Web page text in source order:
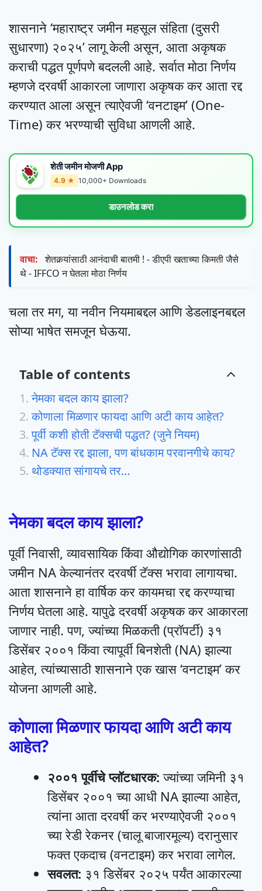
शासनाने ‘महाराष्ट्र जमीन महसूल संहिता (दुसरी
सुधारणा) २०२५’ लागू केली असून, आता अकृषक
कराची पद्धत पूर्णपणे बदलली आहे. सर्वात मोठा निर्णय
म्हणजे दरवर्षी आकारला जाणारा अकृषक कर आता रद्द
करण्यात आला असून त्याऐवजी ‘वनटाइम’ (One-
Time) कर भरण्याची सुविधा आणली आहे.
शेती जमीन मोजणी App
4.9 ★ 10,000+ Downloads
डाउनलोड करा
वाचा: शेतकर्‍यांसाठी आनंदाची बातमी ! - डीएपी खताच्या किमती जैसे
थे - IFFCO न घेतला मोठा निर्णय
चला तर मग, या नवीन नियमाबद्दल आणि डेडलाइनबद्दल
सोप्या भाषेत समजून घेऊया.
Table of contents
नेमका बदल काय झाला?
कोणाला मिळणार फायदा आणि अटी काय आहेत?
पूर्वी कशी होती टॅक्सची पद्धत? (जुने नियम)
NA टॅक्स रद्द झाला, पण बांधकाम परवानगीचे काय?
थोडक्यात सांगायचे तर…
नेमका बदल काय झाला?
पूर्वी निवासी, व्यावसायिक किंवा औद्योगिक कारणांसाठी
जमीन NA केल्यानंतर दरवर्षी टॅक्स भरावा लागायचा.
आता शासनाने हा वार्षिक कर कायमचा रद्द करण्याचा
निर्णय घेतला आहे. यापुढे दरवर्षी अकृषक कर आकारला
जाणार नाही. पण, ज्यांच्या मिळकती (प्रॉपर्टी) ३१
डिसेंबर २००१ किंवा त्यापूर्वी बिनशेती (NA) झाल्या
आहेत, त्यांच्यासाठी शासनाने एक खास ‘वनटाइम’ कर
योजना आणली आहे.
कोणाला मिळणार फायदा आणि अटी काय
आहेत?
२००१ पूर्वीचे प्लॉटधारक: ज्यांच्या जमिनी ३१
डिसेंबर २००१ च्या आधी NA झाल्या आहेत,
त्यांना आता दरवर्षी कर भरण्याऐवजी २००१
च्या रेडी रेकनर (चालू बाजारमूल्य) दरानुसार
फक्त एकदाच (वनटाइम) कर भरावा लागेल.
सवलत: ३१ डिसेंबर २०२५ पर्यंत आकारल्या